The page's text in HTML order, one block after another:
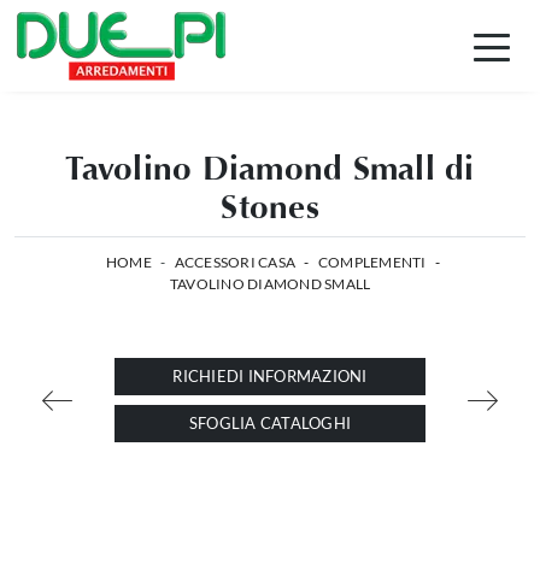
Tavolino Diamond Small di
Stones
HOME - ACCESSORI CASA - COMPLEMENTI -
TAVOLINO DIAMOND SMALL
RICHIEDI INFORMAZIONI
SFOGLIA CATALOGHI